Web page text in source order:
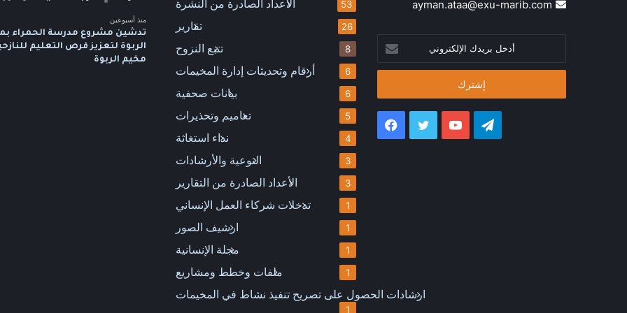
منذ أسبوعين
تدشين مشروع مدرسة الحمراء
الربوة لتعزيز فرص التعليم
مخيم الربوة
الأعداد الصادرة من النشرة 53
تقارير 26
تتبع النزوح 8
أرقام وتحديثات إدارة المخيمات 6
بيانات صحفية 6
تعاميم وتحذيرات 5
نداء استغاثة 4
التوعية والأرشادات 3
الأعداد الصادرة من التقارير 3
تدخلات شركاء العمل الإنساني 1
ارشيف الصور 1
مجلة الإنسانية 1
ملفات وخطط ومشاريع 1
ارشادات الحصول على تصريح تنفيذ نشاط في المخيمات
1
الإلكتروني
فيسبوك تويتر يوتيوب تيلقرام